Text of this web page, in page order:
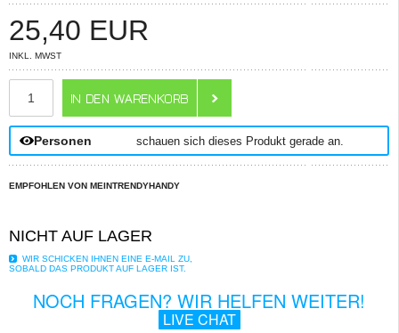
25,40 EUR
INKL. MWST
Personen schauen sich dieses Produkt gerade an.
EMPFOHLEN VON MEINTRENDYHANDY
NICHT AUF LAGER
WIR SCHICKEN IHNEN EINE E-MAIL ZU,
SOBALD DAS PRODUKT AUF LAGER IST.
NOCH FRAGEN? WIR HELFEN WEITER!
LIVE CHAT